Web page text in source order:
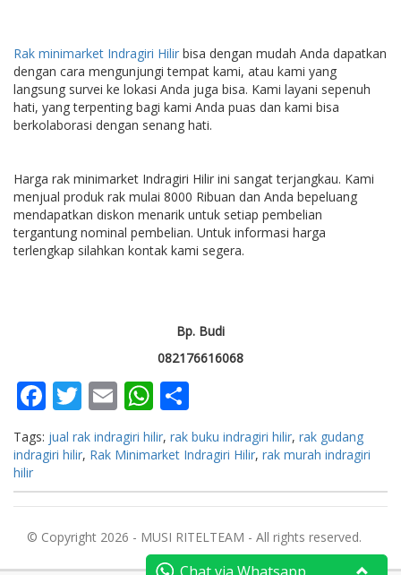
Rak minimarket Indragiri Hilir bisa dengan mudah Anda dapatkan
dengan cara mengunjungi tempat kami, atau kami yang
langsung survei ke lokasi Anda juga bisa. Kami layani sepenuh
hati, yang terpenting bagi kami Anda puas dan kami bisa
berkolaborasi dengan senang hati.
Harga rak minimarket Indragiri Hilir ini sangat terjangkau. Kami
menjual produk rak mulai 8000 Ribuan dan Anda bepeluang
mendapatkan diskon menarik untuk setiap pembelian
tergantung nominal pembelian. Untuk informasi harga
terlengkap silahkan kontak kami segera.
Bp. Budi
082176616068
Facebook
Twitter
EmailWhatsApp
Tags: jual rak indragiri hilir, rak buku indragiri hilir, rak gudang
indragiri hilir, Rak Minimarket Indragiri Hilir, rak murah indragiri
hilir
© Copyright 2026 - MUSI RITELTEAM - All rights reserved.